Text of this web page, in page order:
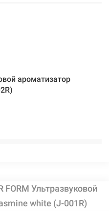
ароматизатор
FORM Ультразвуковой
white (J-001R)